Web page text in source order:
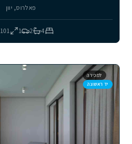
פאלרוס, יוון
4
2
1
101
למכירה
יד ראשונה